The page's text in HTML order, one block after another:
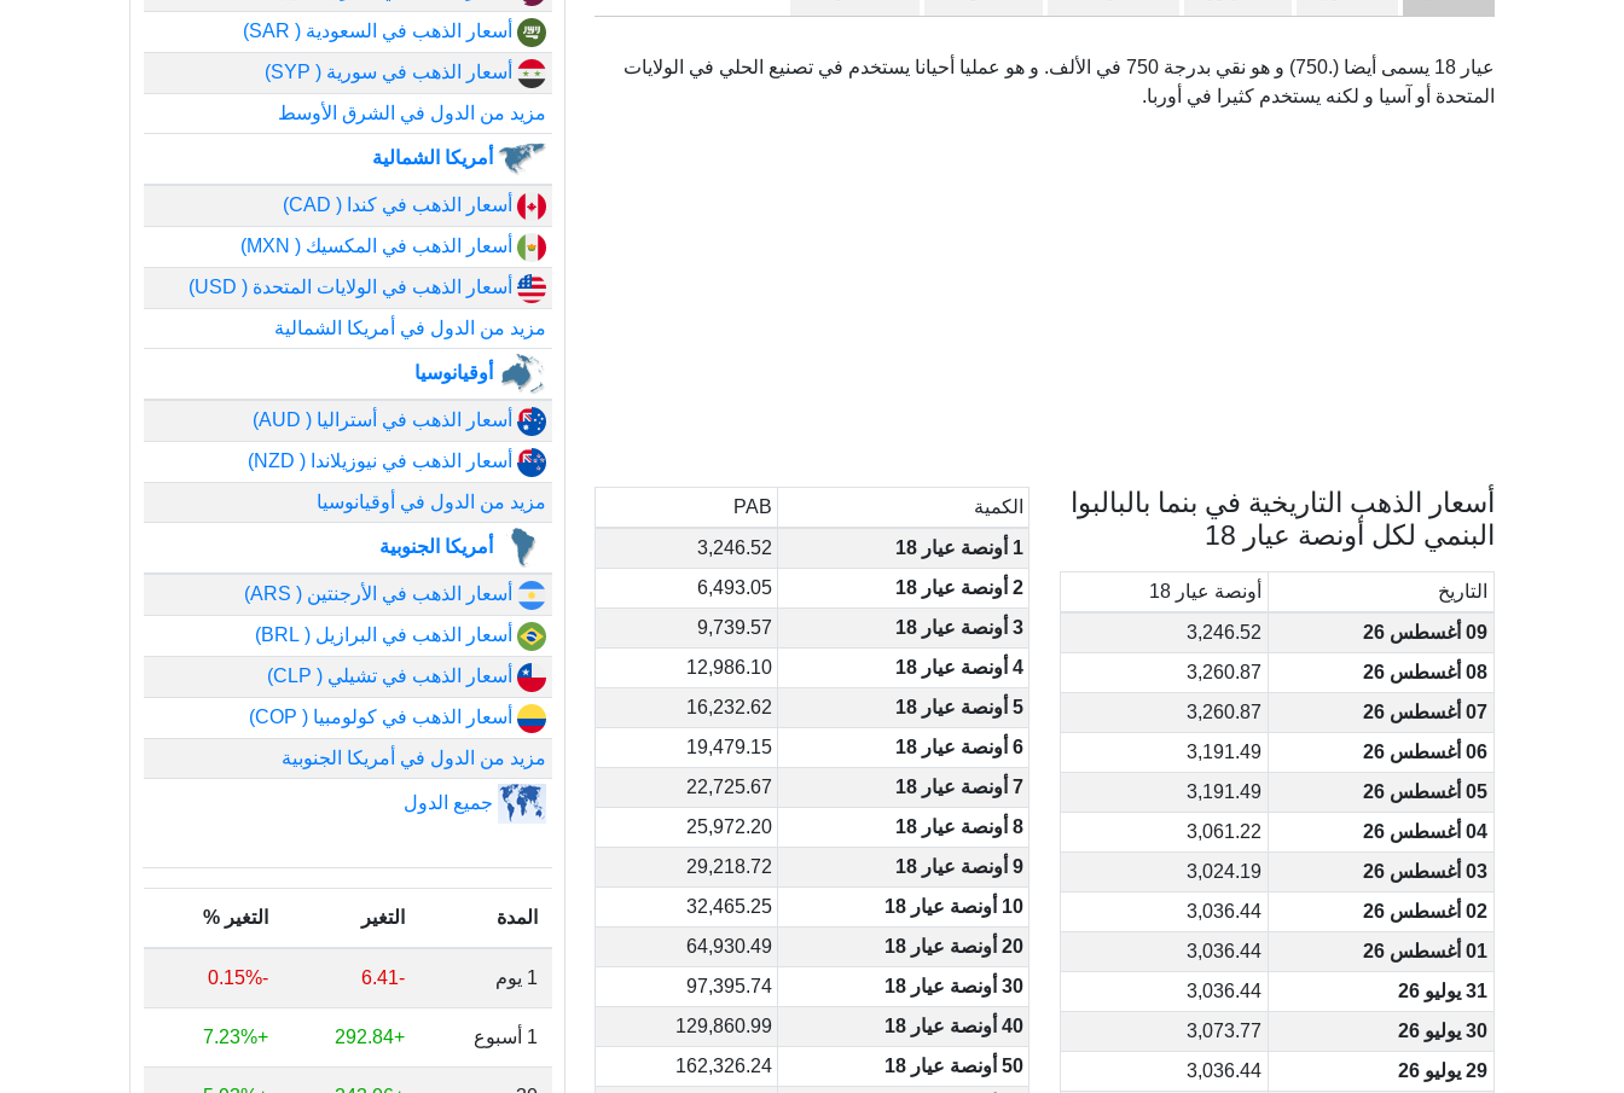
عيار 18 يسمى أيضا (.750) و هو نقي بدرجة 750 في الألف. و هو عمليا أحيانا يستخدم في تصنيع الحلي في الولايات
المتحدة أو آسيا و لكنه يستخدم كثيرا في أوربا.
أسعار الذهب التاريخية في بنما بالبالبوا
البنمي لكل أونصة عيار 18
التاريخ
أونصة عيار 18
09 أغسطس 26
3,246.52
08 أغسطس 26
3,260.87
07 أغسطس 26
3,260.87
06 أغسطس 26
3,191.49
05 أغسطس 26
3,191.49
04 أغسطس 26
3,061.22
03 أغسطس 26
3,024.19
02 أغسطس 26
3,036.44
01 أغسطس 26
3,036.44
31 يوليو 26
3,036.44
30 يوليو 26
3,073.77
29 يوليو 26
3,036.44
الكمية
PAB
1 أونصة عيار 18
3,246.52
2 أونصة عيار 18
6,493.05
3 أونصة عيار 18
9,739.57
4 أونصة عيار 18
12,986.10
5 أونصة عيار 18
16,232.62
6 أونصة عيار 18
19,479.15
7 أونصة عيار 18
22,725.67
8 أونصة عيار 18
25,972.20
9 أونصة عيار 18
29,218.72
10 أونصة عيار 18
32,465.25
20 أونصة عيار 18
64,930.49
30 أونصة عيار 18
97,395.74
40 أونصة عيار 18
129,860.99
50 أونصة عيار 18
162,326.24
أسعار الذهب في السعودية ( SAR)
أسعار الذهب في سورية ( SYP)
مزيد من الدول في الشرق الأوسط
أمريكا الشمالية
أسعار الذهب في كندا ( CAD)
أسعار الذهب في المكسيك ( MXN)
أسعار الذهب في الولايات المتحدة ( USD)
مزيد من الدول في أمريكا الشمالية
أوقيانوسيا
أسعار الذهب في أستراليا ( AUD)
أسعار الذهب في نيوزيلاندا ( NZD)
مزيد من الدول في أوقيانوسيا
أمريكا الجنوبية
أسعار الذهب في الأرجنتين ( ARS)
أسعار الذهب في البرازيل ( BRL)
أسعار الذهب في تشيلي ( CLP)
أسعار الذهب في كولومبيا ( COP)
مزيد من الدول في أمريكا الجنوبية
جميع الدول
المدة التغير التغير %
1 يوم -6.41
-0.15%
1 أسبوع +292.84
+7.23%